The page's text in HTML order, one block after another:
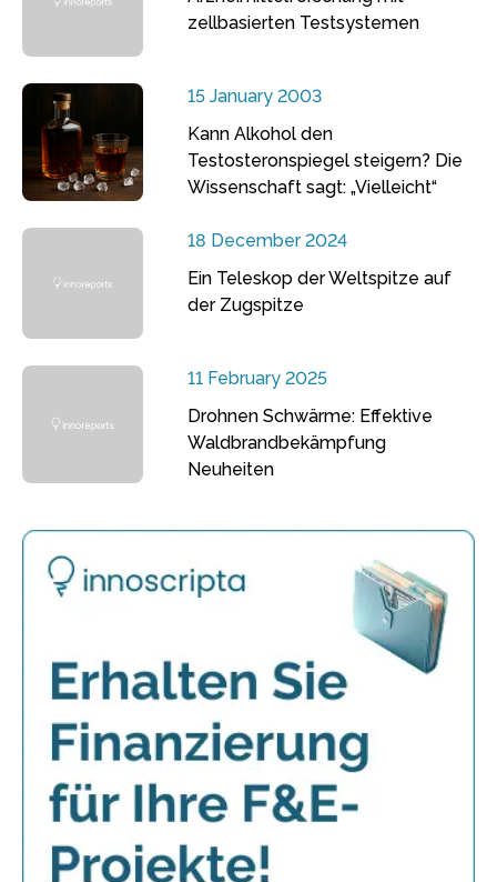
zellbasierten Testsystemen
15 January 2003
Kann Alkohol den
Testosteronspiegel steigern? Die
Wissenschaft sagt: „Vielleicht“
18 December 2024
Ein Teleskop der Weltspitze auf
der Zugspitze
11 February 2025
Drohnen Schwärme: Effektive
Waldbrandbekämpfung
Neuheiten